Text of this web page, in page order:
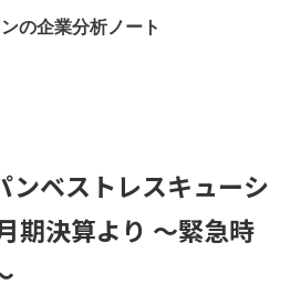
の企業分析ノート
ンベストレスキューシ
期決算より ～緊急時